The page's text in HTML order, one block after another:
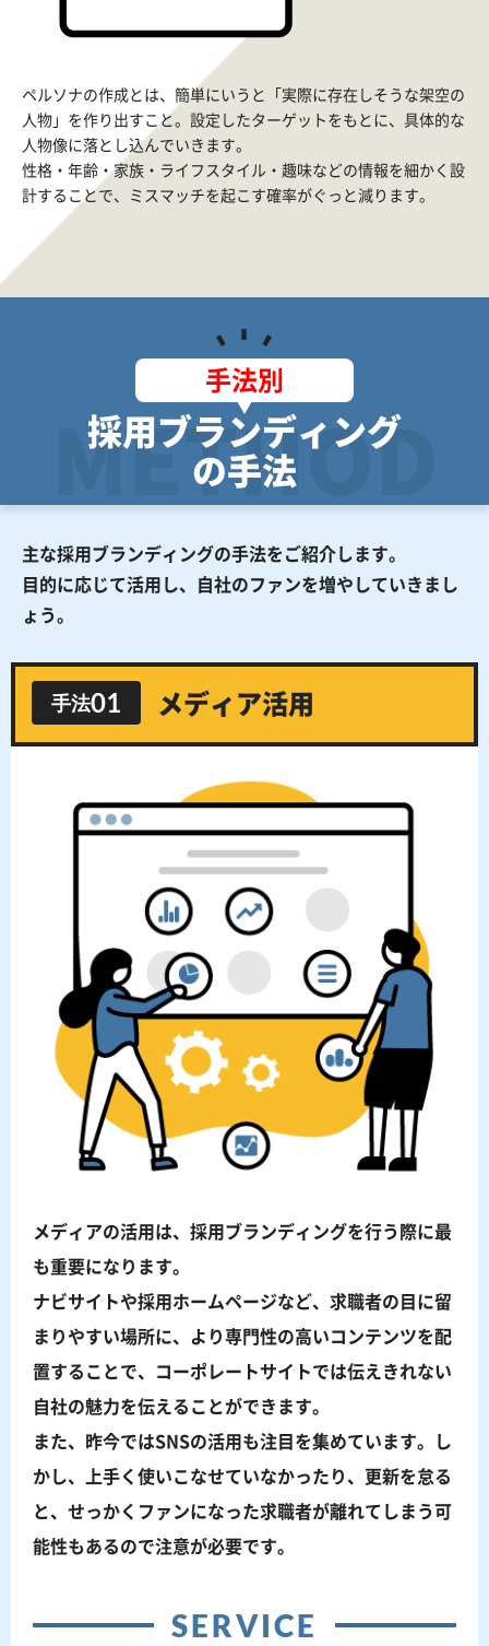
ペルソナの作成とは、簡単にいうと「実際に存在しそうな架空の
人物」を作り出すこと。設定したターゲットをもとに、具体的な
人物像に落とし込んでいきます。
性格・年齢・家族・ライフスタイル・趣味などの情報を細かく設
計することで、ミスマッチを起こす確率がぐっと減ります。
METHOD
手法別
採用ブランディング
の手法
主な採用ブランディングの手法をご紹介します。
目的に応じて活用し、自社のファンを増やしていきまし
ょう。
手法01 メディア活用
メディアの活用は、採用ブランディングを行う際に最
も重要になります。
ナビサイトや採用ホームページなど、求職者の目に留
まりやすい場所に、より専門性の高いコンテンツを配
置することで、コーポレートサイトでは伝えきれない
自社の魅力を伝えることができます。
また、昨今ではSNSの活用も注目を集めています。し
かし、上手く使いこなせていなかったり、更新を怠る
と、せっかくファンになった求職者が離れてしまう可
能性もあるので注意が必要です。
SERVICE